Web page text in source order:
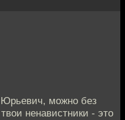
можно без
ненавистники - это